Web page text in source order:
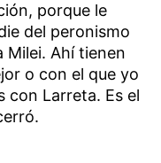
porque le
del peronismo
Milei. Ahí tienen
o con el que yo
con Larreta. Es el